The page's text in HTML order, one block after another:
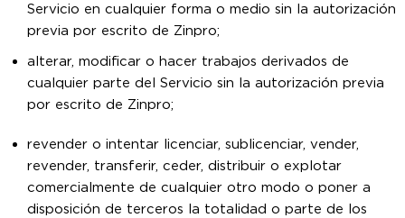
Servicio en cualquier forma o medio sin la autorización
previa por escrito de Zinpro;
alterar, modificar o hacer trabajos derivados de
cualquier parte del Servicio sin la autorización previa
por escrito de Zinpro;
revender o intentar licenciar, sublicenciar, vender,
revender, transferir, ceder, distribuir o explotar
comercialmente de cualquier otro modo o poner a
disposición de terceros la totalidad o parte de los